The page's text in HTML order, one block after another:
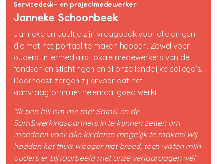
Servicedesk- en projectmedewerker
Janneke Schoonbeek
Janneke en Juultje zijn vraagbaak voor alle dingen
die met het portaal te maken hebben. Zowel voor
ouders, intermediairs, lokale medewerkers van de
fondsen en stichtingen en al onze landelijke collega’s.
Daarnaast zorgen zij ervoor dat het
aanvraagformulier helemaal goed werkt.
"Ik ben blij om me met Sam& en de
Sam&werkingspartners in te kunnen zetten om
meedoen voor alle kinderen mogelijk te maken! Wij
hadden het thuis vroeger niet breed, toch wisten mijn
ouders er bijvoorbeeld met onze verjaardagen wél